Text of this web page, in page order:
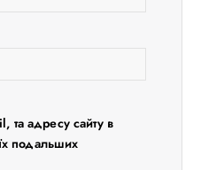
та адресу сайту в
подальших